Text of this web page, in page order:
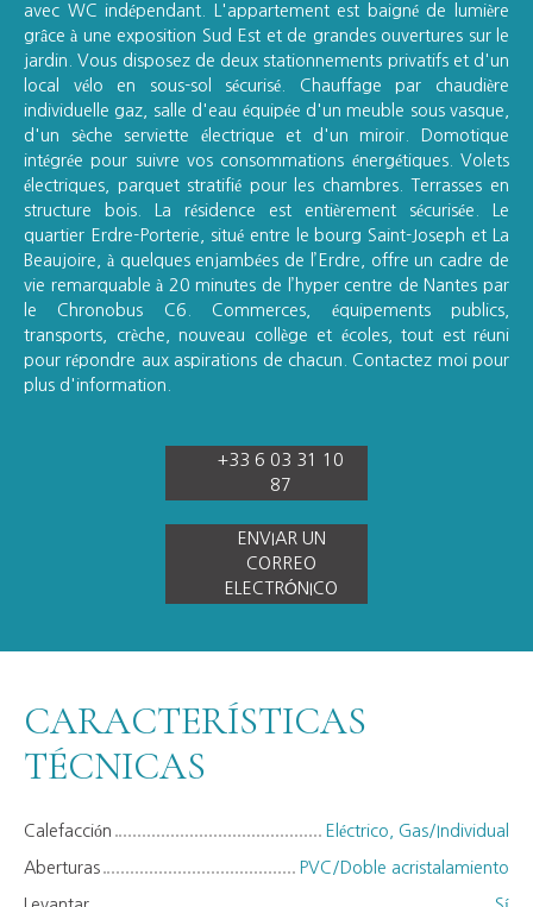
avec WC indépendant. L'appartement est baigné de lumière
grâce à une exposition Sud Est et de grandes ouvertures sur le
jardin. Vous disposez de deux stationnements privatifs et d'un
local vélo en sous-sol sécurisé. Chauffage par chaudière
individuelle gaz, salle d'eau équipée d'un meuble sous vasque,
d'un sèche serviette électrique et d'un miroir. Domotique
intégrée pour suivre vos consommations énergétiques.Volets
électriques, parquet stratifié pour les chambres. Terrasses en
structure bois. La résidence est entièrement sécurisée. Le
quartier Erdre-Porterie, situé entre le bourg Saint-Joseph et La
Beaujoire, à quelques enjambées de l’Erdre, offre un cadre de
vie remarquable à 20 minutes de l’hyper centre de Nantes par
le Chronobus C6. Commerces, équipements publics,
transports, crèche, nouveau collège et écoles, tout est réuni
pour répondre aux aspirations de chacun. Contactez moi pour
plus d'information.
+33 6 03 31 10
87
ENVIAR UN
CORREO
ELECTRÓNICO
CARACTERÍSTICAS
TÉCNICAS
Calefacción Eléctrico, Gas/Individual
Aberturas PVC/Doble acristalamiento